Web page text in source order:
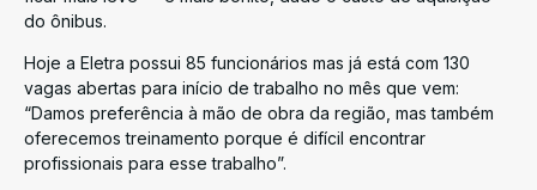
do ônibus.
Hoje a Eletra possui 85 funcionários mas já está com 130
vagas abertas para início de trabalho no mês que vem:
“Damos preferência à mão de obra da região, mas também
oferecemos treinamento porque é difícil encontrar
profissionais para esse trabalho”.